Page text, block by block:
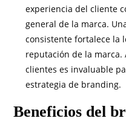
experiencia del cliente
general de la marca.
consistente fortalece la
reputación de la marca.
clientes es invaluable
estrategia de branding.
Beneficios del